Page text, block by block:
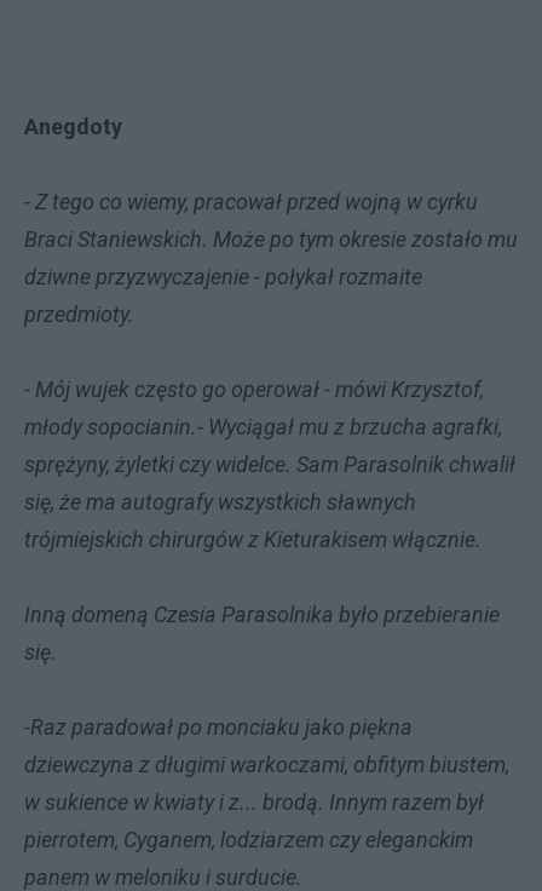
Anegdoty
- Z tego co wiemy, pracował przed wojną w cyrku
Braci Staniewskich. Może po tym okresie zostało mu
dziwne przyzwyczajenie - połykał rozmaite
przedmioty.
- Mój wujek często go operował - mówi Krzysztof,
młody sopocianin.- Wyciągał mu z brzucha agrafki,
sprężyny, żyletki czy widelce. Sam Parasolnik chwalił
się, że ma autografy wszystkich sławnych
trójmiejskich chirurgów z Kieturakisem włącznie.
Inną domeną Czesia Parasolnika było przebieranie
się.
-Raz paradował po monciaku jako piękna
dziewczyna z długimi warkoczami, obfitym biustem,
w sukience w kwiaty i z... brodą. Innym razem był
pierrotem, Cyganem, lodziarzem czy eleganckim
panem w meloniku i surducie.